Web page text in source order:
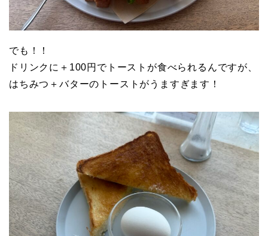
でも！！
ドリンクに＋100円でトーストが食べられるんですが、
はちみつ＋バターのトーストがうますぎます！